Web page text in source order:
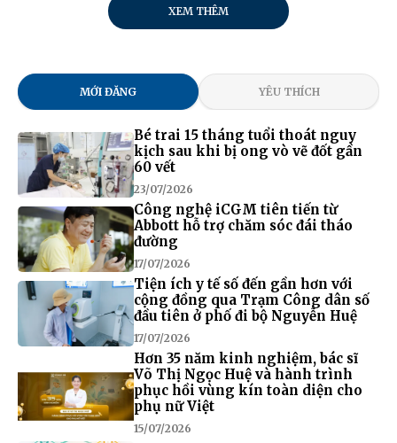
XEM THÊM
MỚI ĐĂNG YÊU THÍCH
Bé trai 15 tháng tuổi thoát nguy
kịch sau khi bị ong vò vẽ đốt gần
60 vết
23/07/2026
Công nghệ iCGM tiên tiến từ
Abbott hỗ trợ chăm sóc đái tháo
đường
17/07/2026
Tiện ích y tế số đến gần hơn với
cộng đồng qua Trạm Công dân số
đầu tiên ở phố đi bộ Nguyễn Huệ
17/07/2026
Hơn 35 năm kinh nghiệm, bác sĩ
Võ Thị Ngọc Huệ và hành trình
phục hồi vùng kín toàn diện cho
phụ nữ Việt
15/07/2026